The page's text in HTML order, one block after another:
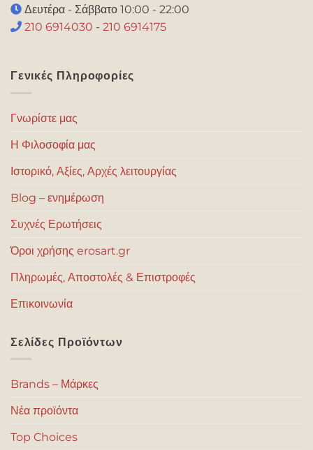
Δευτέρα - Σάββατο 10:00 - 22:00
210 6914030 - 210 6914175
Γενικές Πληροφορίες
Γνωρίστε μας
Η Φιλοσοφία μας
Ιστορικό, Αξίες, Αρχές λειτουργίας
Blog – ενημέρωση
Συχνές Ερωτήσεις
Όροι χρήσης erosart.gr
Πληρωμές, Αποστολές & Επιστροφές
Επικοινωνία
Σελίδες Προϊόντων
Brands – Μάρκες
Νέα προϊόντα
Top Choices